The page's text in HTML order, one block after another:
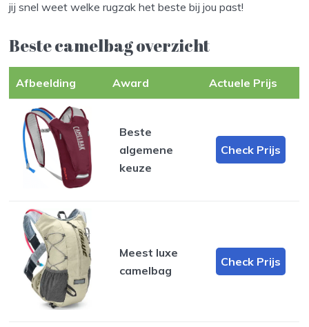
jij snel weet welke rugzak het beste bij jou past!
Beste camelbag overzicht
Afbeelding Award Actuele Prijs
Beste
algemene
keuze
Check Prijs
Meest luxe
camelbag
Check Prijs